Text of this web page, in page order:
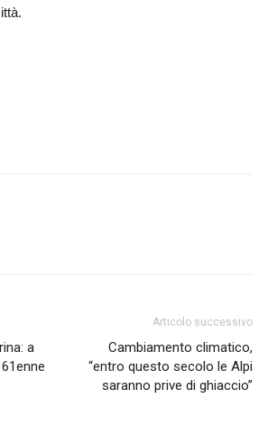
a
Articolo successivo
Cambiamento climatico,
“entro questo secolo le Alpi
saranno prive di ghiaccio”